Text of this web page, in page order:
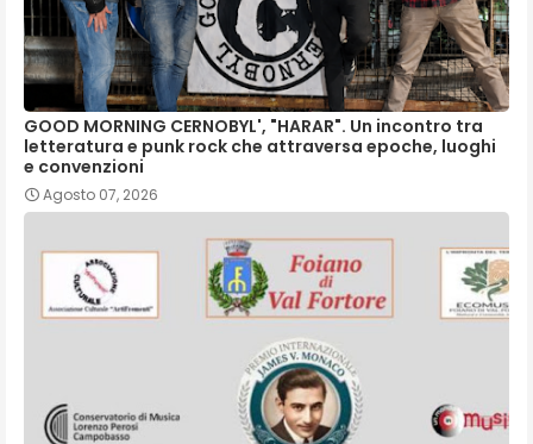
GOOD MORNING CERNOBYL', "HARAR". Un incontro tra
letteratura e punk rock che attraversa epoche, luoghi
e convenzioni
Agosto 07, 2026